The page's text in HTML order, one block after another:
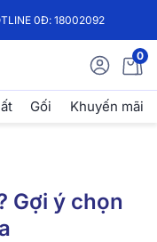
0Đ: 18002092
0
Gối Khuyến mãi
Gợi ý chọn